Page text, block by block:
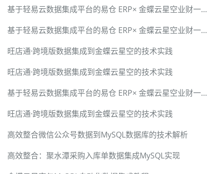
基于轻易云数据集成平台的易仓 ERP× 金蝶云星空业财一体化全链路打通解决方案
基于轻易云数据集成平台的易仓 ERP× 金蝶云星空业财一体化全链路打通解决方案
旺店通·跨境版数据集成到金蝶云星空的技术实践
旺店通·跨境版数据集成到金蝶云星空的技术实践
基于轻易云数据集成平台的易仓 ERP× 金蝶云星空业财一体化全链路打通解决方案
旺店通·跨境版数据集成到金蝶云星空的技术实践
高效整合微信公众号数据到MySQL数据库的技术解析
高效整合：聚水潭采购入库单数据集成MySQL实现